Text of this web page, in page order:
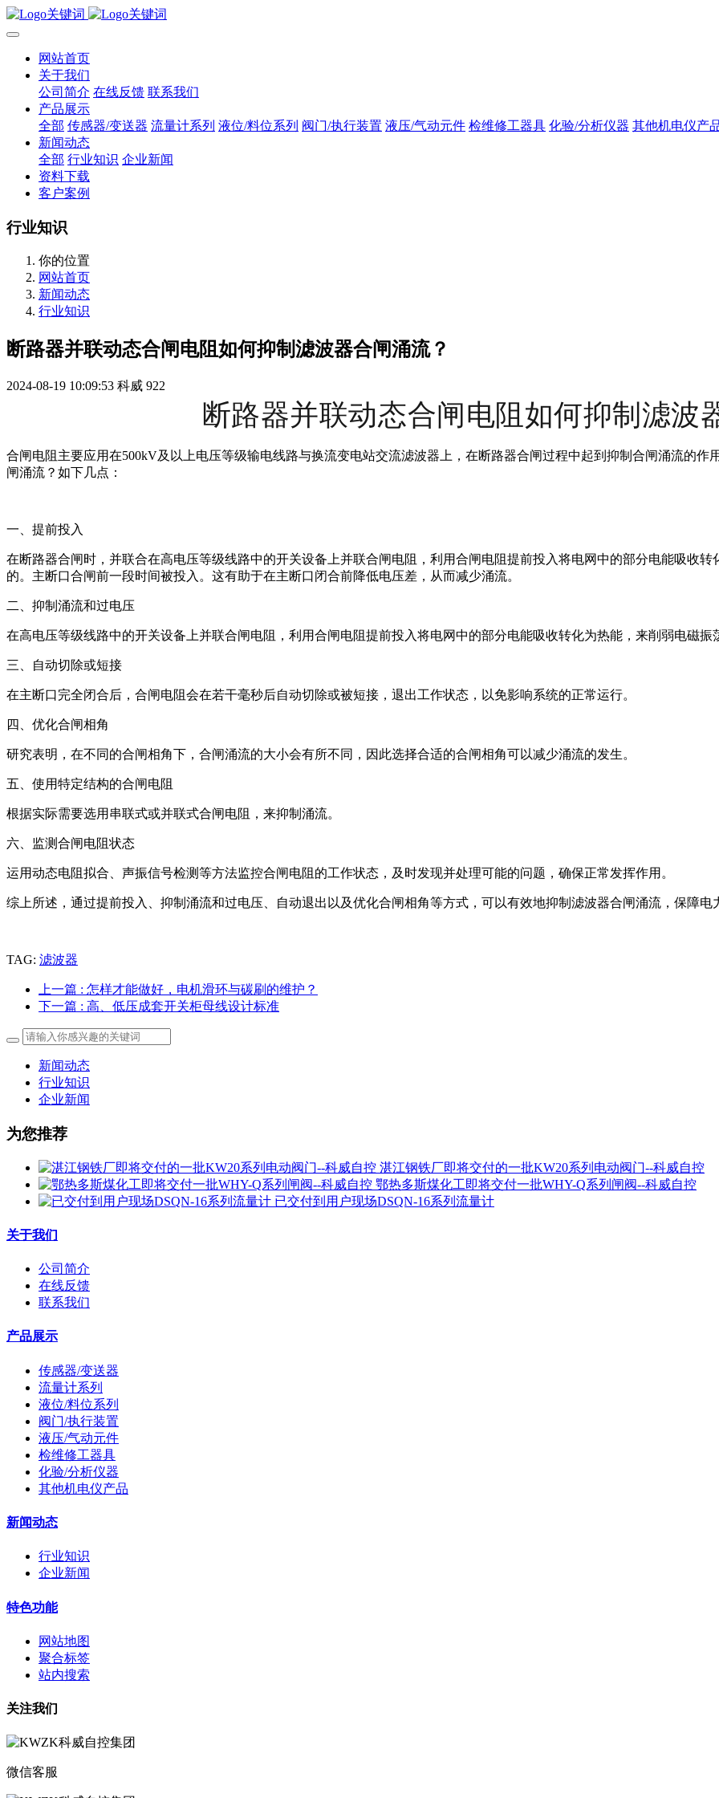
网站首页
关于我们
公司简介 在线反馈 联系我们
产品展示
全部 传感器/变送器 流量计系列 液位/料位系列 阀门/执行装置 液压/气动元件 检维修工器具 化验/分析仪器 其他机电仪产
新闻动态
全部 行业知识 企业新闻
资料下载
客户案例
行业知识
你的位置
网站首页
新闻动态
行业知识
断路器并联动态合闸电阻如何抑制滤波器合闸涌流？
2024-08-19 10:09:53 科威 922
断路器并联动态合闸电阻如何抑制滤波
合闸电阻主要应用在500kV及以上电压等级输电线路与换流变电站交流滤波器上，在断路器合闸过程中起到抑制合闸涌流的
闸涌流？如下几点：
一、提前投入
在断路器合闸时，并联合在高电压等级线路中的开关设备上并联合闸电阻，利用合闸电阻提前投入将电网中的部分电能吸收
的。主断口合闸前一段时间被投入。这有助于在主断口闭合前降低电压差，从而减少涌流。
二、抑制涌流和过电压
在高电压等级线路中的开关设备上并联合闸电阻，利用合闸电阻提前投入将电网中的部分电能吸收转化为热能，来削弱电磁振
三、自动切除或短接
在主断口完全闭合后，合闸电阻会在若干毫秒后自动切除或被短接，退出工作状态，以免影响系统的正常运行。
四、优化合闸相角
研究表明，在不同的合闸相角下，合闸涌流的大小会有所不同，因此选择合适的合闸相角可以减少涌流的发生。
五、使用特定结构的合闸电阻
根据实际需要选用串联式或并联式合闸电阻，来抑制涌流。
六、监测合闸电阻状态
运用动态电阻拟合、声振信号检测等方法监控合闸电阻的工作状态，及时发现并处理可能的问题，确保正常发挥作用。
综上所述，通过提前投入、抑制涌流和过电压、自动退出以及优化合闸相角等方式，可以有效地抑制滤波器合闸涌流，保障电
TAG: 滤波器
上一篇 : 怎样才能做好，电机滑环与碳刷的维护？
下一篇 : 高、低压成套开关柜母线设计标准
新闻动态
行业知识
企业新闻
为您推荐
湛江钢铁厂即将交付的一批KW20系列电动阀门--科威自控
鄂热多斯煤化工即将交付一批WHY-Q系列闸阀--科威自控
已交付到用户现场DSQN-16系列流量计
关于我们
公司简介
在线反馈
联系我们
产品展示
传感器/变送器
流量计系列
液位/料位系列
阀门/执行装置
液压/气动元件
检维修工器具
化验/分析仪器
其他机电仪产品
新闻动态
行业知识
企业新闻
特色功能
网站地图
聚合标签
站内搜索
关注我们
微信客服